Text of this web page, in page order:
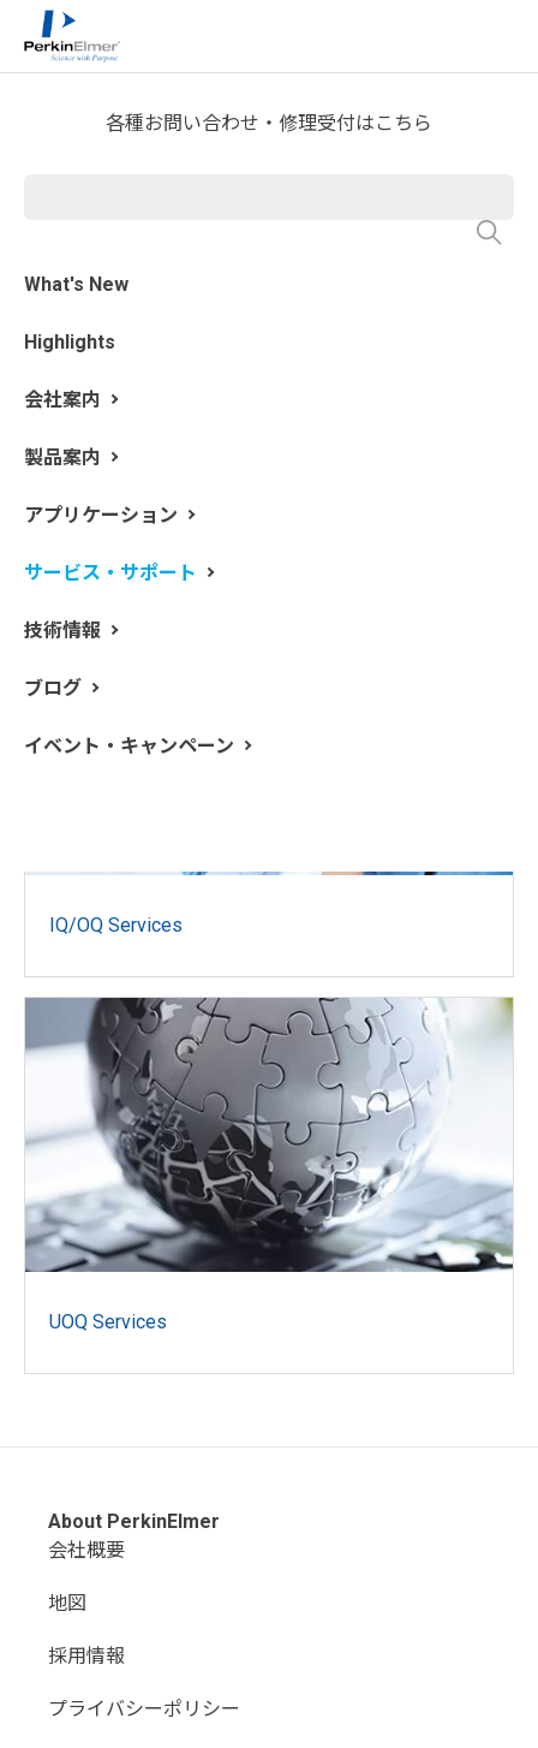
各種お問い合わせ・修理受付はこちら
What's New
Highlights
会社案内
製品案内
アプリケーション
サービス・サポート
技術情報
ブログ
イベント・キャンペーン
ホーム
OneSource Laboratory Solutions
Lab Workflow Solutions
Compliance Services
機器適格性評価では、お客様の仕様に合わせてカスタマ
媒体または従来の紙による適格性評価をお客様のラボに
Instrument Qualification Services
IQ/OQ Services
UOQ Services
About PerkinElmer
会社概要
地図
採用情報
プライバシーポリシー